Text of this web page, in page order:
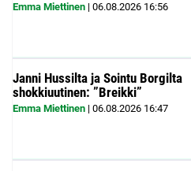
Emma Miettinen | 06.08.2026 16:56
Janni Hussilta ja Sointu Borgilta
shokkiuutinen: ”Breikki”
Emma Miettinen | 06.08.2026 16:47